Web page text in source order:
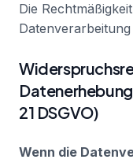
Die
21 DSGVO)
Wenn die